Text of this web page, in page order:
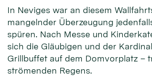
In Neviges war an diesem
mangelnder Überzeugung
spüren. Nach Messe und
sich die Gläubigen und der
Grillbuffet auf dem Domvorplatz –
strömenden Regens.